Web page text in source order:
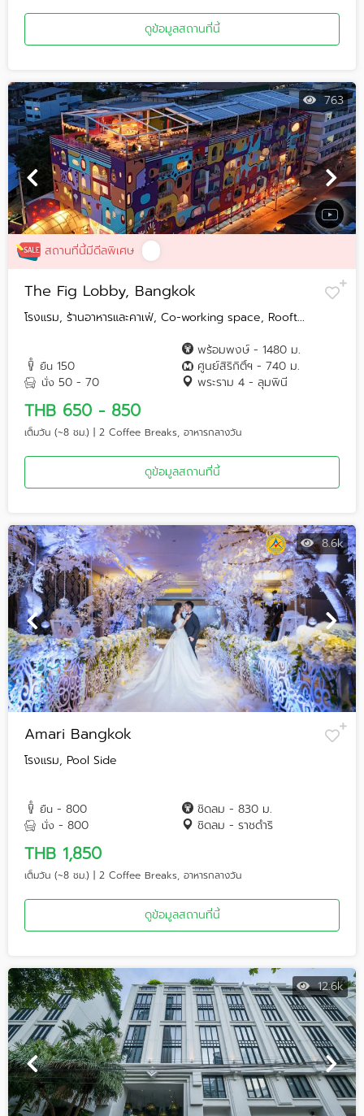
ดูข้อมูลสถานที่นี้
763
สถานที่นี้มีดีลพิเศษ
The Fig Lobby, Bangkok
โรงแรม, ร้านอาหารและคาเฟ่, Co-working space, Rooft...
ยืน 150
นั่ง 50 - 70
พร้อมพงษ์ - 1480 ม.
ศูนย์สิริกิติ์ฯ - 740 ม.
พระราม 4 - ลุมพินี
THB 650 - 850
เต็มวัน (~8 ชม.) | 2 Coffee Breaks, อาหารกลางวัน
ดูข้อมูลสถานที่นี้
8.6k
Amari Bangkok
โรงแรม, Pool Side
ยืน - 800
นั่ง - 800
ชิดลม - 830 ม.
ชิดลม - ราชดำริ
THB 1,850
เต็มวัน (~8 ชม.) | 2 Coffee Breaks, อาหารกลางวัน
ดูข้อมูลสถานที่นี้
12.6k